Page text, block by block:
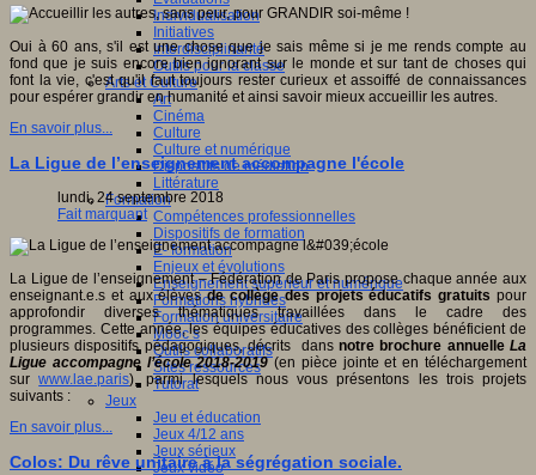
Individualisation
Initiatives
Interdisciplinarité
Outils pour la classe
Arts et Culture
Art
Cinéma
Culture
Culture et numérique
Dispositifs de médiation
Littérature
Formation
Compétences professionnelles
Dispositifs de formation
E- formation
Enjeux et évolutions
Enseignement supérieur et numérique
Formations hybrides
Formation universitaire
Mooc’s
Outils collaboratifs
Sites ressources
Tutorat
Jeux
Jeu et éducation
Jeux 4/12 ans
Jeux sérieux
Jeux vidéo
Oui à 60 ans, s'il est une chose que je sais même si je me rends compte au
fond que je suis encore bien ignorant sur le monde et sur tant de choses qui
font la vie, c'est qu'il faut toujours rester curieux et assoiffé de connaissances
pour espérer grandir en humanité et ainsi savoir mieux accueillir les autres.
En savoir plus...
La Ligue de l’enseignement accompagne l'école
lundi, 24 septembre 2018
Fait marquant
La Ligue de l’enseignement – Fédération de Paris propose chaque année aux
enseignant.e.s et aux élèvesde collège des projets éducatifs gratuitspour
approfondir diverses thématiques travaillées dans le cadre des
programmes. Cette année, les équipes éducatives des collèges bénéficient de
plusieurs dispositifs pédagogiques, décrits dans notre brochure annuelle La
Ligue accompagne l’école 2018-2019 (en pièce jointe et en téléchargement
surwww.lae.paris), parmi lesquels nous vous présentons les trois projets
suivants :
En savoir plus...
Colos: Du rêve unitaire à la ségrégation sociale.